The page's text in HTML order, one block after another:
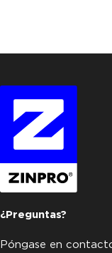
¿Preguntas?
Póngase en